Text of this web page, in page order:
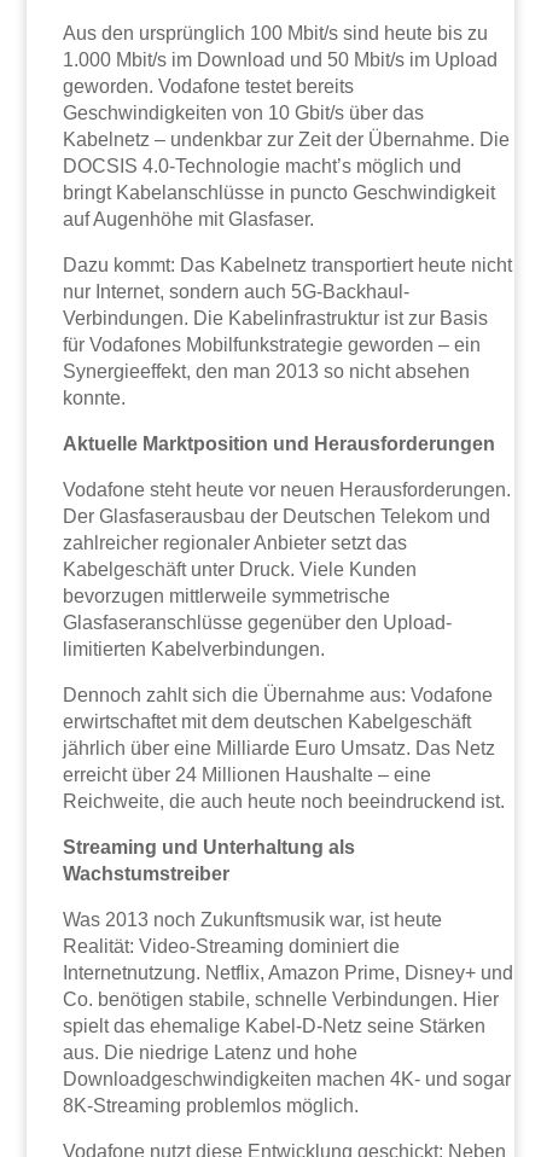
Aus den ursprünglich 100 Mbit/s sind heute bis zu
1.000 Mbit/s im Download und 50 Mbit/s im Upload
geworden. Vodafone testet bereits
Geschwindigkeiten von 10 Gbit/s über das
Kabelnetz – undenkbar zur Zeit der Übernahme. Die
DOCSIS 4.0-Technologie macht’s möglich und
bringt Kabelanschlüsse in puncto Geschwindigkeit
auf Augenhöhe mit Glasfaser.
Dazu kommt: Das Kabelnetz transportiert heute nicht
nur Internet, sondern auch 5G-Backhaul-
Verbindungen. Die Kabelinfrastruktur ist zur Basis
für Vodafones Mobilfunkstrategie geworden – ein
Synergieeffekt, den man 2013 so nicht absehen
konnte.
Aktuelle Marktposition und Herausforderungen
Vodafone steht heute vor neuen Herausforderungen.
Der Glasfaserausbau der Deutschen Telekom und
zahlreicher regionaler Anbieter setzt das
Kabelgeschäft unter Druck. Viele Kunden
bevorzugen mittlerweile symmetrische
Glasfaseranschlüsse gegenüber den Upload-
limitierten Kabelverbindungen.
Dennoch zahlt sich die Übernahme aus: Vodafone
erwirtschaftet mit dem deutschen Kabelgeschäft
jährlich über eine Milliarde Euro Umsatz. Das Netz
erreicht über 24 Millionen Haushalte – eine
Reichweite, die auch heute noch beeindruckend ist.
Streaming und Unterhaltung als
Wachstumstreiber
Was 2013 noch Zukunftsmusik war, ist heute
Realität: Video-Streaming dominiert die
Internetnutzung. Netflix, Amazon Prime, Disney+ und
Co. benötigen stabile, schnelle Verbindungen. Hier
spielt das ehemalige Kabel-D-Netz seine Stärken
aus. Die niedrige Latenz und hohe
Downloadgeschwindigkeiten machen 4K- und sogar
8K-Streaming problemlos möglich.
Vodafone nutzt diese Entwicklung geschickt: Neben